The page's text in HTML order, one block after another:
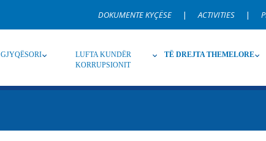
DOKUMENTE KYÇËSE | ACTIVITIES |
GJYQËSORI
LUFTA KUNDËR
KORRUPSIONIT
TË DREJTA THEMELORE